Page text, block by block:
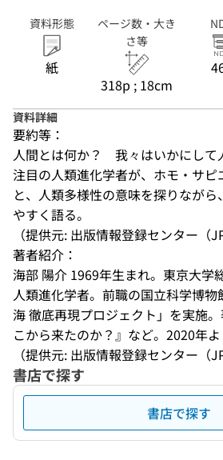
資料形態
紙
ページ数・大き
さ等
318p ; 18cm
資料詳細
要約等：
人間とは何か？　我々はいかにし
注目の人類進化学者が、ホモ・サピ
と、人類多様性の意味を探りなが
やすく語る。
（提供元: 出版情報登録センター（
著者紹介：
海部 陽介 1969年生まれ。東京大学
人類進化学者。前職の国立科学博
海 徹底再現プロジェクト」を実施
こから来たのか？』など。2020年よ
（提供元: 出版情報登録センター（
書店で探す
書店で探す